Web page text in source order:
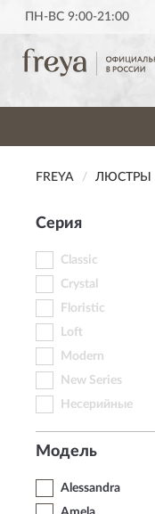
ПН-ВС 9:00-21:00
FREYA ЛЮСТРЫ
Серия
Classic
Crystal
Floristic
Loft
Modern
New Series
Несерийные
Модель
Alessandra